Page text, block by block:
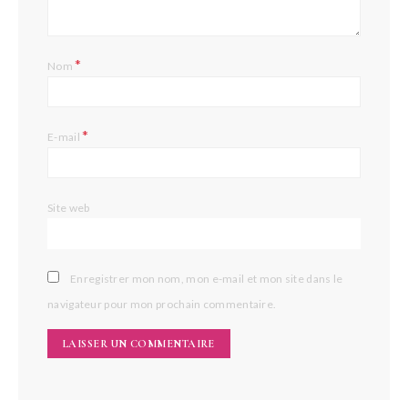
Nom*
E-mail*
Site web
Enregistrer mon nom, mon e-mail et mon site dans le
navigateur pour mon prochain commentaire.